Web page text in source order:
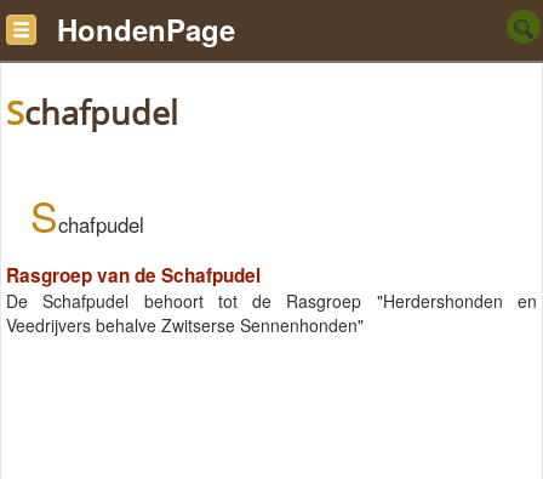
HondenPage
Schafpudel
Schafpudel
Rasgroep van de Schafpudel
De Schafpudel behoort tot de Rasgroep "Herdershonden en
Veedrijvers behalve Zwitserse Sennenhonden"